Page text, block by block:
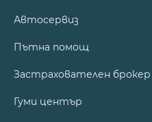
Автосервиз
Пътна помощ
Застрахователен брокер
Гуми център